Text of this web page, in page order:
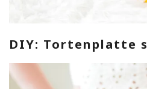
DIY: Tortenplatte